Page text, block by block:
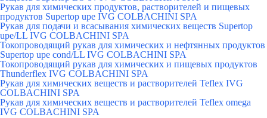
Рукав для химических продуктов, растворителей и пищевых
продуктов Supertop upe IVG COLBACHINI SPA
Рукав для подачи и всасывания химических веществ Supertop
upe/LL IVG COLBACHINI SPA
Токопроводящий рукав для химических и нефтянных продуктов
Supertop upe cond/LL IVG COLBACHINI SPA
Токопроводящий рукав для химических и пищевых продуктов
Thunderflex IVG COLBACHINI SPA
Рукав для химических веществ и растворителей Teflex IVG
COLBACHINI SPA
Рукав для химических веществ и растворителей Teflex omega
IVG COLBACHINI SPA